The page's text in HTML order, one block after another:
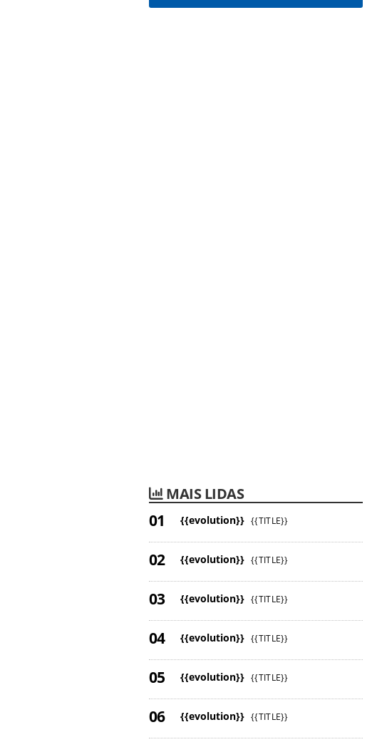
MAIS LIDAS
{{evolution}} {{TITLE}}
{{evolution}} {{TITLE}}
{{evolution}} {{TITLE}}
{{evolution}} {{TITLE}}
{{evolution}} {{TITLE}}
{{evolution}} {{TITLE}}